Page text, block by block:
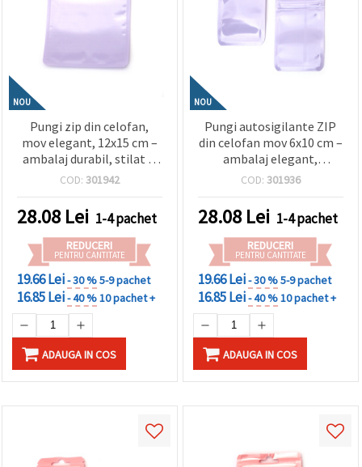
NOU
Pungi zip din celofan,
mov elegant, 12x15 cm –
ambalaj durabil, stilat și
atrăgător, set de 50 buc.
COD: 301942
28.08 Lei 1-4 pachet
REDUCERI
PENTRU CANTITATE
19.66 Lei- 30 %5-9 pachet
16.85 Lei- 40 %10 pachet +
ADAUGA IN COS
NOU
Pungi autosigilante ZIP
din celofan mov 6x10 cm –
ambalaj elegant,
rezistent și atrăgător, set
COD: 301936
28.08 Lei 1-4 pachet
REDUCERI
PENTRU CANTITATE
19.66 Lei- 30 %5-9 pachet
16.85 Lei- 40 %10 pachet +
ADAUGA IN COS